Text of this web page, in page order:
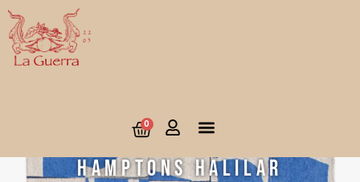
0
Hamptons Halılar